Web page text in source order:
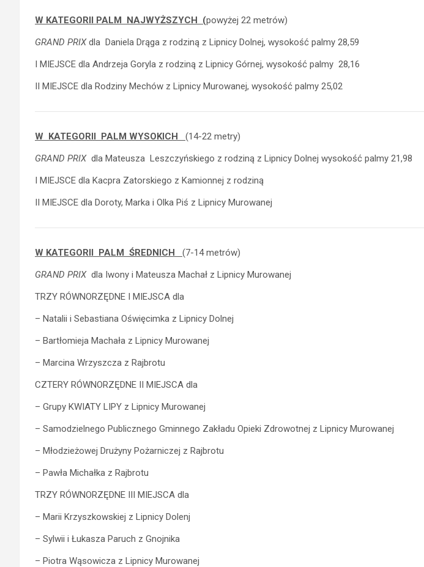
W KATEGORII PALM NAJWYŻSZYCH (powyżej 22 metrów)
GRAND PRIXdla Daniela Drąga z rodziną z Lipnicy Dolnej, wysokość palmy 28,59
I MIEJSCE dla Andrzeja Goryla z rodziną z Lipnicy Górnej, wysokość palmy 28,16
II MIEJSCE dla Rodziny Mechów z Lipnicy Murowanej, wysokość palmy 25,02
W KATEGORII PALM WYSOKICH (14-22 metry)
GRAND PRIXdla Mateusza Leszczyńskiego z rodziną z Lipnicy Dolnej wysokość palmy 21,98
I MIEJSCE dla Kacpra Zatorskiego z Kamionnej z rodziną
II MIEJSCE dla Doroty, Marka i Olka Piś z Lipnicy Murowanej
W KATEGORII PALM ŚREDNICH (7-14 metrów)
GRAND PRIXdla Iwony i Mateusza Machał z Lipnicy Murowanej
TRZY RÓWNORZĘDNE I MIEJSCA dla
– Natalii i Sebastiana Oświęcimka z Lipnicy Dolnej
– Bartłomieja Machała z Lipnicy Murowanej
– Marcina Wrzyszcza z Rajbrotu
CZTERY RÓWNORZĘDNE II MIEJSCA dla
– Grupy KWIATY LIPY z Lipnicy Murowanej
– Samodzielnego Publicznego Gminnego Zakładu Opieki Zdrowotnej z Lipnicy Murowanej
– Młodzieżowej Drużyny Pożarniczej z Rajbrotu
– Pawła Michałka z Rajbrotu
TRZY RÓWNORZĘDNE III MIEJSCA dla
– Marii Krzyszkowskiej z Lipnicy Dolenj
– Sylwii i Łukasza Paruch z Gnojnika
– Piotra Wąsowicza z Lipnicy Murowanej